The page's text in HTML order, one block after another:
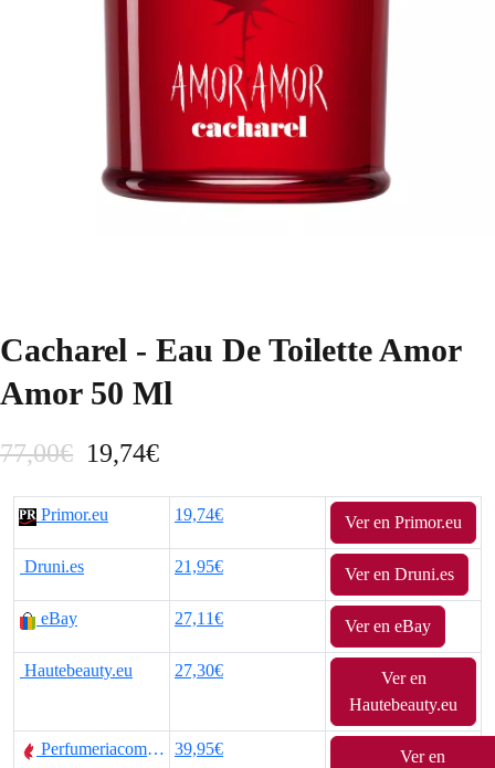
Cacharel - Eau De Toilette Amor
Amor 50 Ml
77,00€ E
l
c
o
19,74€E
l
c
o
Primor.eu 19,74€ Ver en Primor.eu
Druni.es 21,95€ Ver en Druni.es
eBay 27,11€ Ver en eBay
Hautebeauty.eu 27,30€
Ver en
Hautebeauty.eu
Perfumeriacomas.com 39,95€
Ver en